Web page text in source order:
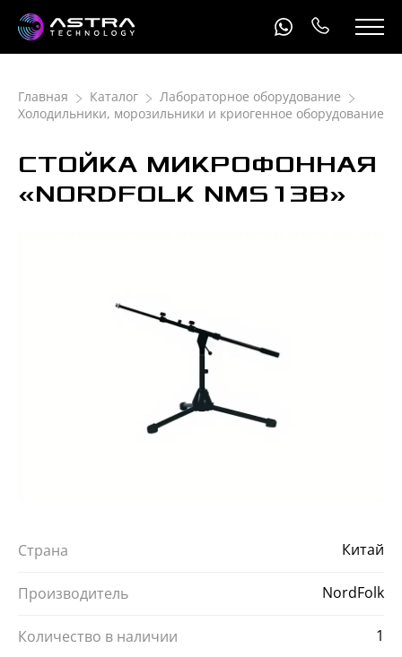
Главная Каталог
Лабораторное оборудование
Холодильники, морозильники и криогенное оборудование
СТОЙКА МИКРОФОННАЯ
«NORDFOLK NMS13B»
Страна Китай
Производитель NordFolk
Количество в наличии 1